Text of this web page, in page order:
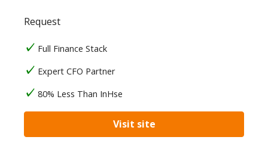
Request
Full Finance Stack
Expert CFO Partner
80% Less Than InHse
Visit site